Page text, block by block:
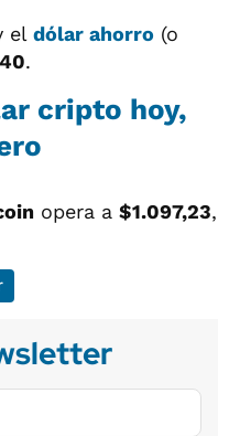
el dólar ahorro (o
.
cripto hoy,
opera a $1.097,23,